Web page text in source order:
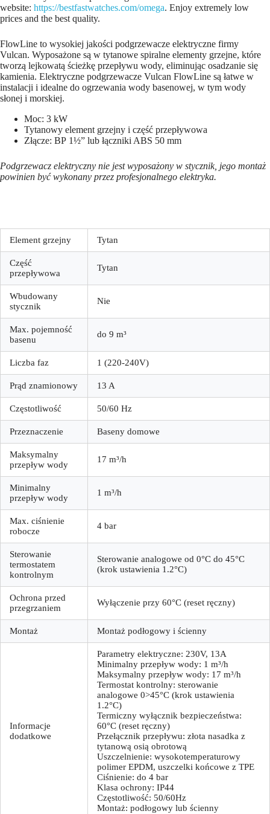
website: https://bestfastwatches.com/omega. Enjoy extremely low
prices and the best quality.
FlowLine to wysokiej jakości podgrzewacze elektryczne firmy
Vulcan. Wyposażone są w tytanowe spiralne elementy grzejne, które
tworzą lejkowatą ścieżkę przepływu wody, eliminując osadzanie się
kamienia. Elektryczne podgrzewacze Vulcan FlowLine są łatwe w
instalacji i idealne do ogrzewania wody basenowej, w tym wody
słonej i morskiej.
Moc: 3 kW
Tytanowy element grzejny i część przepływowa
Złącze: ВР 1½” lub łączniki ABS 50 mm
Podgrzewacz elektryczny nie jest wyposażony w stycznik, jego montaż
powinien być wykonany przez profesjonalnego elektryka.
Element grzejny Tytan
Część
przepływowa
Tytan
Wbudowany
stycznik
Nie
Max. pojemność
basenu
do 9 m³
Liczba faz 1 (220-240V)
Prąd znamionowy 13 A
Częstotliwość 50/60 Hz
Przeznaczenie Baseny domowe
Maksymalny
przepływ wody
17 m³/h
Minimalny
przepływ wody
1 m³/h
Max. ciśnienie
robocze
4 bar
Sterowanie
termostatem
kontrolnym
Sterowanie analogowe od 0°C do 45°C
(krok ustawienia 1.2°C)
Ochrona przed
przegrzaniem
Wyłączenie przy 60°C (reset ręczny)
Montaż Montaż podłogowy i ścienny
Informacje
dodatkowe
Parametry elektryczne: 230V, 13А
Minimalny przepływ wody: 1 m³/h
Maksymalny przepływ wody: 17 m³/h
Termostat kontrolny: sterowanie
analogowe 0>45°C (krok ustawienia
1.2°C)
Termiczny wyłącznik bezpieczeństwa:
60°С (reset ręczny)
Przełącznik przepływu: złota nasadka z
tytanową osią obrotową
Uszczelnienie: wysokotemperaturowy
polimer EPDM, uszczelki końcowe z TPE
Ciśnienie: do 4 bar
Klasa ochrony: IP44
Częstotliwość: 50/60Hz
Montaż: podłogowy lub ścienny